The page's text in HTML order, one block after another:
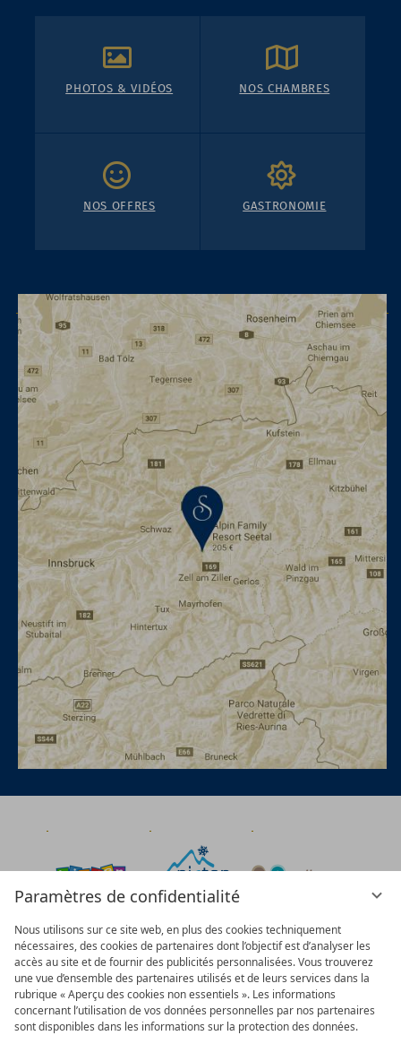
Paramètres de confidentialité
Nous utilisons sur ce site web, en plus des cookies techniquement
nécessaires, des cookies de partenaires dont l’objectif est d’analyser les
accès au site et de fournir des publicités personnalisées. Vous trouverez
une vue d’ensemble des partenaires utilisés et de leurs services dans la
rubrique « Aperçu des cookies non essentiels ». Les informations
concernant l’utilisation de vos données personnelles par nos partenaires
sont disponibles dans les informations sur la protection des données.
PHOTOS & VIDÉOS NOS CHAMBRES
NOS OFFRES GASTRONOMIE